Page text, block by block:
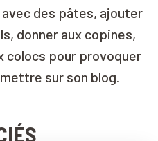
des pâtes, ajouter
donner aux copines,
colocs pour provoquer
sur son blog.